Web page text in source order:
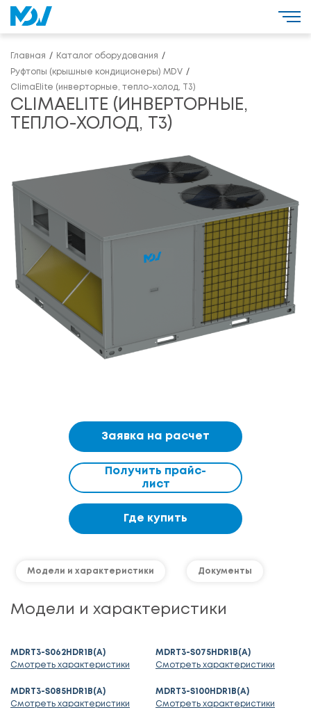
Главная Каталог оборудования
Руфтопы (крышные кондиционеры) MDV
ClimaElite (инверторные, тепло-холод, Т3)
CLIMAELITE (ИНВЕРТОРНЫЕ,
ТЕПЛО-ХОЛОД, Т3)
Заявка на расчет
Получить прайс-
лист
Где купить
Модели и характеристики Документы
Модели и характеристики
MDRT3-S062HDR1B(A)
Смотреть характеристики
MDRT3-S075HDR1B(A)
Смотреть характеристики
MDRT3-S085HDR1B(A)
Смотреть характеристики
MDRT3-S100HDR1B(A)
Смотреть характеристики